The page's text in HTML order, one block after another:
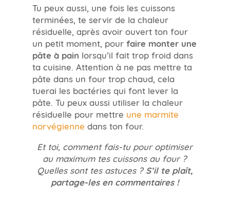
Tu peux aussi, une fois les cuissons
terminées, te servir de la chaleur
résiduelle, après avoir ouvert ton four
un petit moment, pourfaire monter une
pâte à pain lorsqu’il fait trop froid dans
ta cuisine. Attention à ne pas mettre ta
pâte dans un four trop chaud, cela
tuerai les bactéries qui font lever la
pâte. Tu peux aussi utiliser la chaleur
résiduelle pour mettre une marmite
norvégienne dans ton four.
Et toi, comment fais-tu pour optimiser
au maximum tes cuissons au four ?
Quelles sont tes astuces ? S’il te plaît,
partage-les en commentaires !